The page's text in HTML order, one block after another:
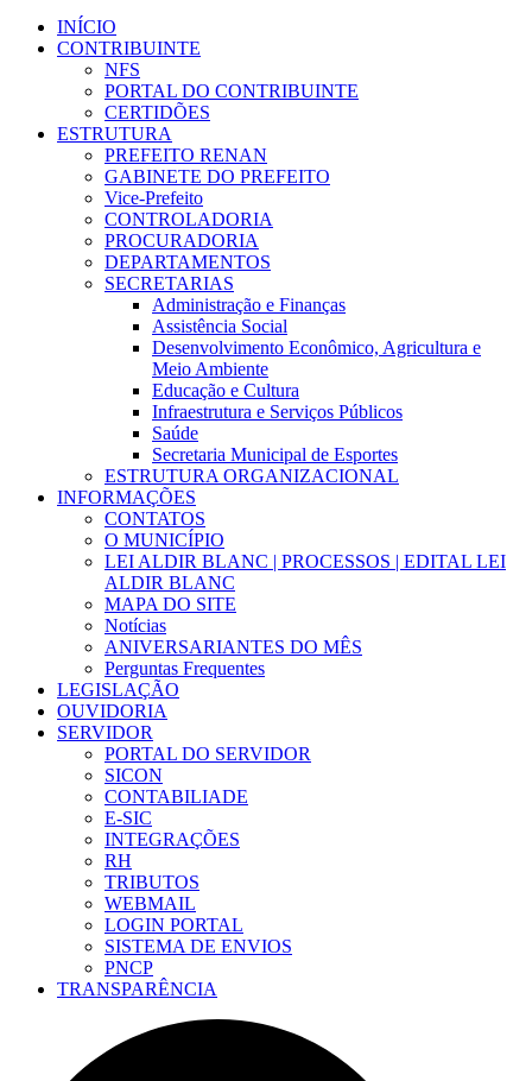
INÍCIO
CONTRIBUINTE
NFS
PORTAL DO CONTRIBUINTE
CERTIDÕES
ESTRUTURA
PREFEITO RENAN
GABINETE DO PREFEITO
Vice-Prefeito
CONTROLADORIA
PROCURADORIA
DEPARTAMENTOS
SECRETARIAS
Administração e Finanças
Assistência Social
Desenvolvimento Econômico, Agricultura e
Meio Ambiente
Educação e Cultura
Infraestrutura e Serviços Públicos
Saúde
Secretaria Municipal de Esportes
ESTRUTURA ORGANIZACIONAL
INFORMAÇÕES
CONTATOS
O MUNICÍPIO
LEI ALDIR BLANC | PROCESSOS | EDITAL LEI
ALDIR BLANC
MAPA DO SITE
Notícias
ANIVERSARIANTES DO MÊS
Perguntas Frequentes
LEGISLAÇÃO
OUVIDORIA
SERVIDOR
PORTAL DO SERVIDOR
SICON
CONTABILIADE
E-SIC
INTEGRAÇÕES
RH
TRIBUTOS
WEBMAIL
LOGIN PORTAL
SISTEMA DE ENVIOS
PNCP
TRANSPARÊNCIA